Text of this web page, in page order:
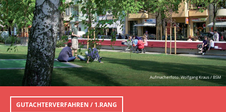
Aufmacherfoto: Wolfgang Kraus / BSM
GUTACHTERVERFAHREN / 1.RANG